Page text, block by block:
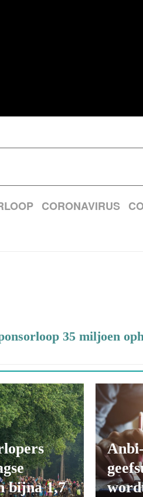
CORONAVIRUS
35 miljoen
bijna 1,7